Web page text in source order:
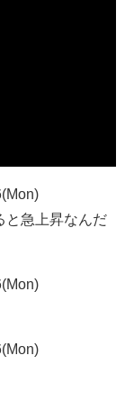
と急上昇なんだ